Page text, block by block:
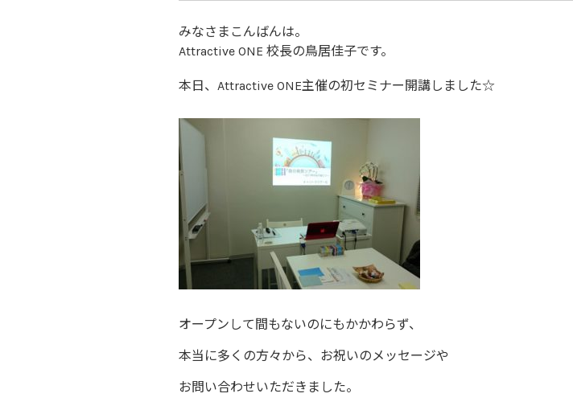
みなさまこんばんは。
Attractive ONE 校長の鳥居佳子です。
本日、Attractive ONE主催の初セミナー開講しました☆
オープンして間もないのにもかかわらず、
本当に多くの方々から、お祝いのメッセージや
お問い合わせいただきました。